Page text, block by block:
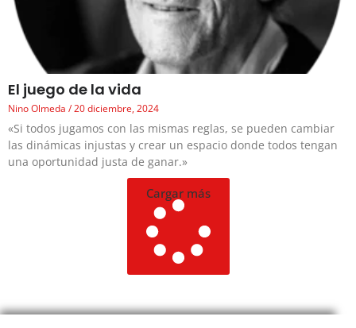
El juego de la vida
Nino Olmeda 20 diciembre, 2024
«Si todos jugamos con las mismas reglas, se pueden cambiar
las dinámicas injustas y crear un espacio donde todos tengan
una oportunidad justa de ganar.»
Cargar más